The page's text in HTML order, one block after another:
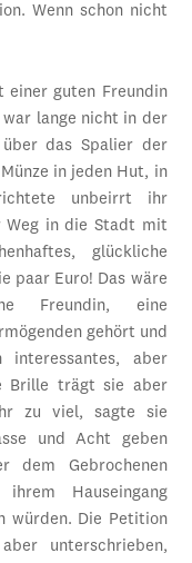
Wenn schon nicht
einer guten Freundin
lange nicht in der
das Spalier der
in jeden Hut, in
unbeirrt ihr
Weg in die Stadt mit
glückliche
paar Euro! Das wäre
Freundin, eine
gehört und
aber
Brille trägt sie aber
zu viel, sagte sie
und Acht geben
dem Gebrochenen
Hauseingang
würden. Die Petition
unterschrieben,